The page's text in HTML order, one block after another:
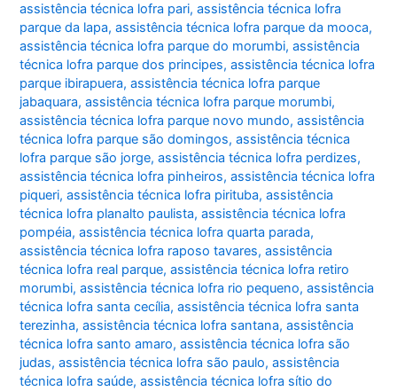
assistência técnica lofra pari,assistência técnica lofra
parque da lapa,assistência técnica lofra parque da mooca,
assistência técnica lofra parque do morumbi,assistência
técnica lofra parque dos principes,assistência técnica lofra
parque ibirapuera,assistência técnica lofra parque
jabaquara,assistência técnica lofra parque morumbi,
assistência técnica lofra parque novo mundo,assistência
técnica lofra parque são domingos,assistência técnica
lofra parque são jorge,assistência técnica lofra perdizes,
assistência técnica lofra pinheiros,assistência técnica lofra
piqueri,assistência técnica lofra pirituba,assistência
técnica lofra planalto paulista,assistência técnica lofra
pompéia,assistência técnica lofra quarta parada,
assistência técnica lofra raposo tavares,assistência
técnica lofra real parque,assistência técnica lofra retiro
morumbi,assistência técnica lofra rio pequeno,assistência
técnica lofra santa cecília,assistência técnica lofra santa
terezinha,assistência técnica lofra santana,assistência
técnica lofra santo amaro,assistência técnica lofra são
judas,assistência técnica lofra são paulo,assistência
técnica lofra saúde,assistência técnica lofra sítio do